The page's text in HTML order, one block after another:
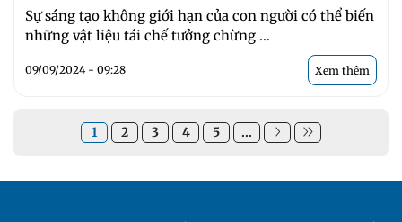
Sự sáng tạo không giới hạn của con người có thể biến
những vật liệu tái chế tưởng chừng ...
09/09/2024 - 09:28 Xem thêm
1 2 3 4 5 ...